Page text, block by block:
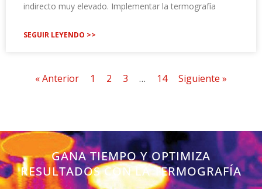
indirecto muy elevado. Implementar la termografía
SEGUIR LEYENDO >>
« Anterior 1 2 3 … 14 Siguiente »
GANA TIEMPO Y OPTIMIZA
RESULTADOS CON LA TERMOGRAFÍA